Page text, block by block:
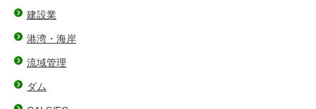
建設業
港湾・海岸
流域管理
ダム